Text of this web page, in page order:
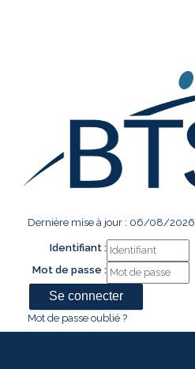
Dernière mise à jour : 06/08/2026
Identifiant :
Mot de passe :
Mot de passe oublié ?